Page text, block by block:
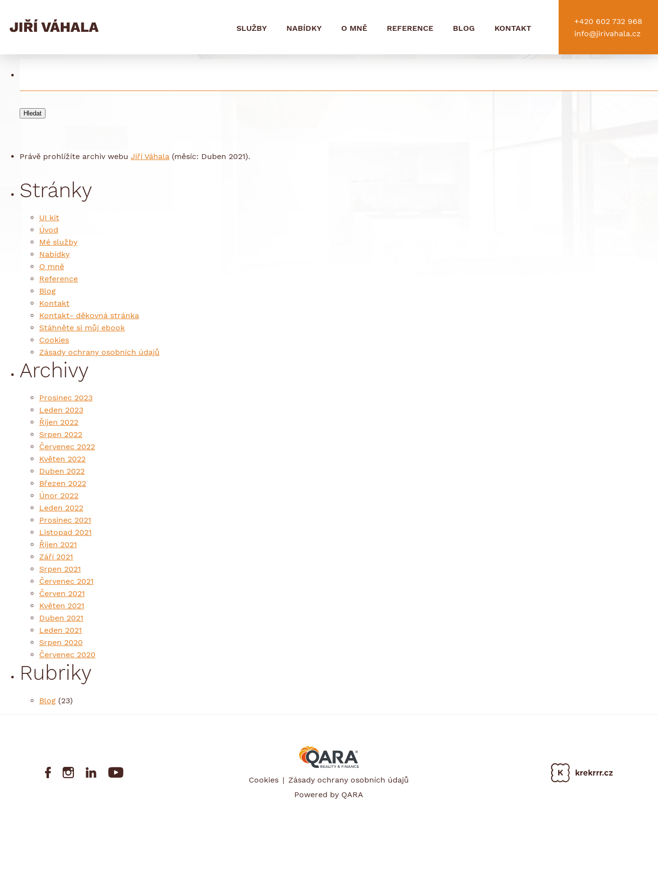
SLUŽBY NABÍDKY O MNĚ REFERENCE BLOG KONTAKT
+420 602 732 968
info@jirivahala.cz
Archives
Právě prohlížíte archiv webu Jiří Váhala (měsíc: Duben 2021).
Stránky
UI kit
Úvod
Mé služby
Nabídky
O mně
Reference
Blog
Kontakt
Kontakt- děkovná stránka
Stáhněte si můj ebook
Cookies
Zásady ochrany osobních údajů
Archivy
Prosinec 2023
Leden 2023
Říjen 2022
Srpen 2022
Červenec 2022
Květen 2022
Duben 2022
Březen 2022
Únor 2022
Leden 2022
Prosinec 2021
Listopad 2021
Říjen 2021
Září 2021
Srpen 2021
Červenec 2021
Červen 2021
Květen 2021
Duben 2021
Leden 2021
Srpen 2020
Červenec 2020
Rubriky
Blog (23)
Cookies
Zásady ochrany osobních údajů
Powered by QARA